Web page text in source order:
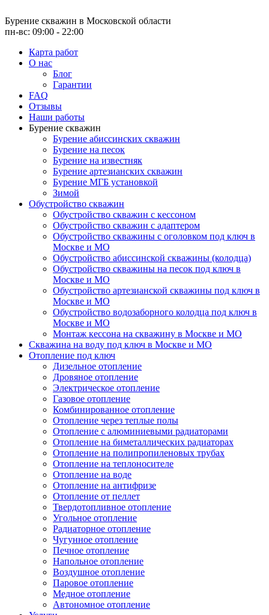
Бурение скважин в Московской области
пн-вс: 09:00 - 22:00
Карта работ
О нас
Блог
Гарантии
FAQ
Отзывы
Наши работы
Бурение скважин
Бурение абиссинских скважин
Бурение на песок
Бурение на известняк
Бурение артезианских скважин
Бурение МГБ установкой
Зимой
Обустройство скважин
Обустройство скважин с кессоном
Обустройство скважин с адаптером
Обустройство скважины с оголовком под ключ в
Москве и МО
Обустройство абиссинской скважины (колодца)
Обустройство скважины на песок под ключ в
Москве и МО
Обустройство артезианской скважины под ключ в
Москве и МО
Обустройство водозаборного колодца под ключ в
Москве и МО
Монтаж кессона на скважину в Москве и МО
Скважина на воду под ключ в Москве и МО
Отопление под ключ
Дизельное отопление
Дровяное отопление
Электрическое отопление
Газовое отопление
Комбинированное отопление
Отопление через теплые полы
Отопление с алюминиевыми радиаторами
Отопление на биметаллических радиаторах
Отопление на полипропиленовых трубах
Отопление на теплоносителе
Отопление на воде
Отопление на антифризе
Отопление от пеллет
Твердотопливное отопление
Угольное отопление
Радиаторное отопление
Чугунное отопление
Печное отопление
Напольное отопление
Воздушное отопление
Паровое отопление
Медное отопление
Автономное отопление